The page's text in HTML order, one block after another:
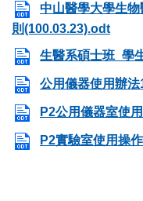
中山醫學大學生
則(100.03.23).odt
生醫系碩士班_學
公用儀器使用辦
P2公用儀器室使
P2實驗室使用操